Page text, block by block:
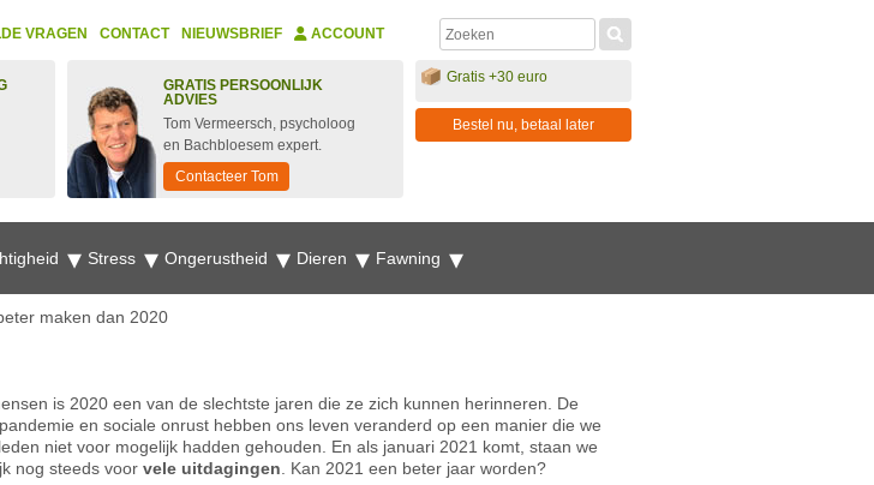
VRAGEN CONTACT NIEUWSBRIEF ACCOUNT
GRATIS PERSOONLIJK
ADVIES
Tom Vermeersch, psycholoog
en Bachbloesem expert.
Contacteer Tom
Gratis +30 euro
Bestel nu, betaal later
Stress Ongerustheid Dieren Fawning
maken dan 2020
is 2020 een van de slechtste jaren die ze zich kunnen herinneren. De
en sociale onrust hebben ons leven veranderd op een manier die we
niet voor mogelijk hadden gehouden. En als januari 2021 komt, staan we
nog steeds voor vele uitdagingen . Kan 2021 een beter jaar worden?